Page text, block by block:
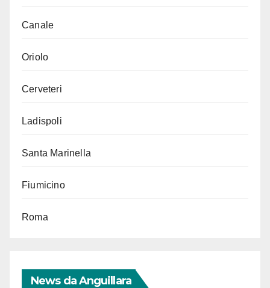
Canale
Oriolo
Cerveteri
Ladispoli
Santa Marinella
Fiumicino
Roma
News da Anguillara